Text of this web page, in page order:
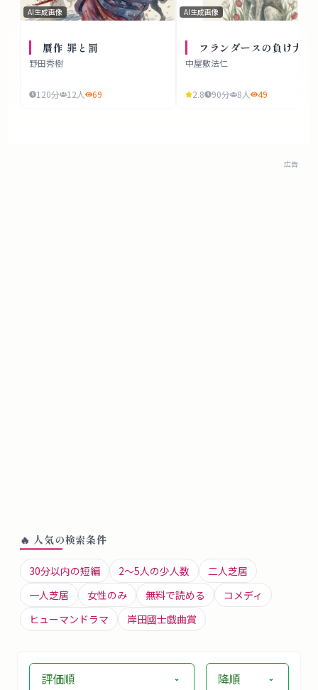
AI生成画像
贋作 罪と罰
野田秀樹
120分 12人 69
AI生成画像
フランダースの負け犬
中屋敷法仁
2.8 90分 8人 49
広告
🔥 人気の検索条件
30分以内の短編 2〜5人の少人数
二人芝居
一人芝居
女性のみ 無料で読める
コメディ
ヒューマンドラマ
岸田國士戯曲賞
評価順 降順